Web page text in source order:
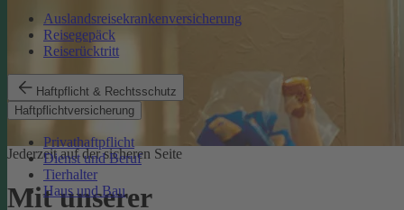
Auslandsreisekrankenversicherung
Reisegepäck
Reiserücktritt
Haftpflicht & Rechtsschutz
Haftpflichtversicherung
Privathaftpflicht
Dienst und Beruf
Tierhalter
Haus und Bau
Jederzeit auf der sicheren Seite
Mit unserer